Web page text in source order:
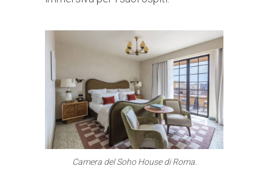
Camera del Soho House di Roma.